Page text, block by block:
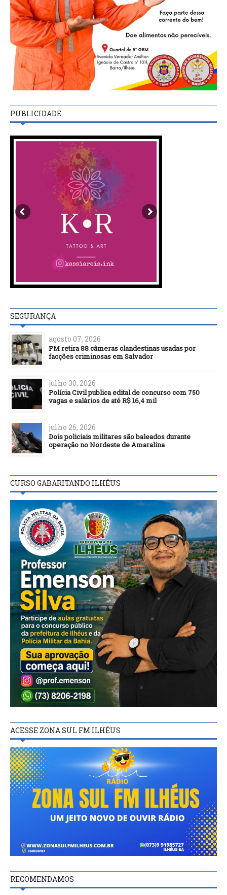
PUBLICIDADE
SEGURANÇA
agosto 07, 2026
PM retira 88 câmeras clandestinas usadas por
facções criminosas em Salvador
julho 30, 2026
Polícia Civil publica edital de concurso com 750
vagas e salários de até R$ 16,4 mil
julho 26, 2026
Dois policiais militares são baleados durante
operação no Nordeste de Amaralina
CURSO GABARITANDO ILHÉUS
ACESSE ZONA SUL FM ILHÉUS
RECOMENDAMOS